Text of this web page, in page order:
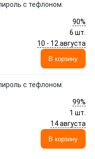
с тефлоном.
90%
6 шт.
10 - 12 августа
В корзину
с тефлоном.
99%
1 шт.
14 августа
В корзину